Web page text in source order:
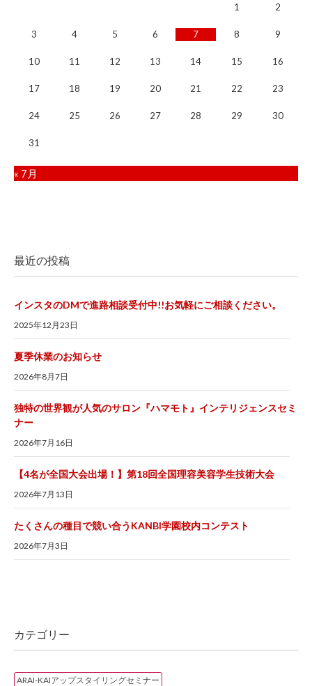
1 2
3 4 5 6 7 8 9
10 11 12 13 14 15 16
17 18 19 20 21 22 23
24 25 26 27 28 29 30
31
« 7月
最近の投稿
インスタのDMで進路相談受付中!!お気軽にご相談ください。
2025年12月23日
夏季休業のお知らせ
2026年8月7日
独特の世界観が人気のサロン『ハマモト』インテリジェンスセミ
ナー
2026年7月16日
【4名が全国大会出場！】第18回全国理容美容学生技術大会
2026年7月13日
たくさんの種目で競い合うKANBI学園校内コンテスト
2026年7月3日
カテゴリー
ARAI-KAIアップスタイリングセミナー